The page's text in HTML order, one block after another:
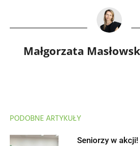
Małgorzata
PODOBNE ARTYKUŁY
Seniorzy w